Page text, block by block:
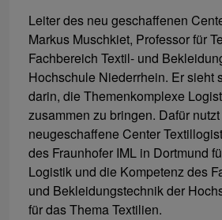
Leiter des neu geschaffenen
Markus Muschkiet, Professor für
Fachbereich Textil- und
Hochschule Niederrhein. Er sieht
darin, die Themenkomplexe
zusammen zu bringen. Dafür
neugeschaffene Center
des Fraunhofer IML in Dortmund
Logistik und die Kompetenz des
und Bekleidungstechnik der
für das Thema Textilien.